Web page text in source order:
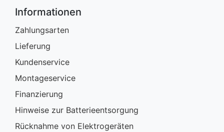
Informationen
Zahlungsarten
Lieferung
Kundenservice
Montageservice
Finanzierung
Hinweise zur Batterieentsorgung
Rücknahme von Elektrogeräten